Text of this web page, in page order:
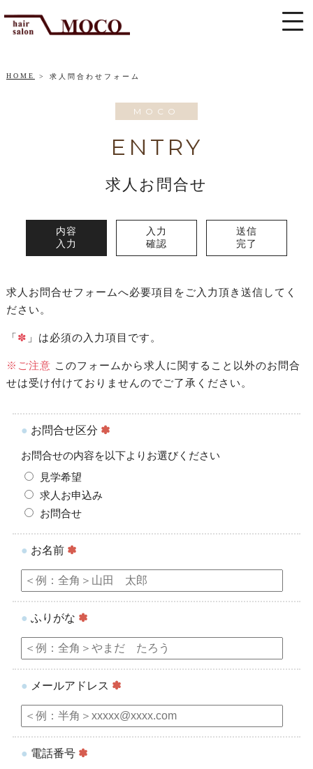
HOME 求人問合わせフォーム
MOCO
ENTRY
求人お問合せ
内容
入力
入力
確認
送信
完了
求人お問合せフォームへ必要項目をご入力頂き送信してく
ださい。
「 ✽ 」は必須の入力項目です。
※ご注意 このフォームから求人に関すること以外のお問合
せは受け付けておりませんのでご了承ください。
● お問合せ区分 ✽
お問合せの内容を以下よりお選びください
見学希望
求人お申込み
お問合せ
● お名前 ✽
● ふりがな ✽
● メールアドレス ✽
● 電話番号 ✽